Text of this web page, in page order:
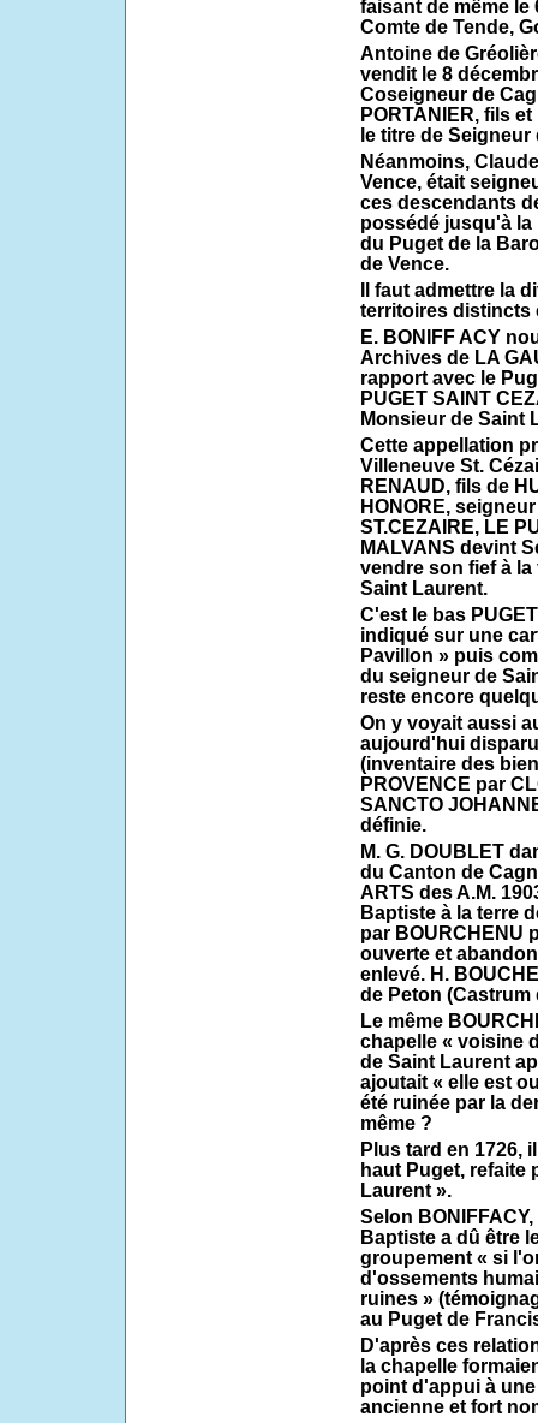
faisant de même le
Comte de Tende,
Antoine de
vendit le 8
Coseigneur de
PORTANIER, fils
le titre de
Néanmoins,
Vence, était
ces descendants
possédé jusqu'à
du Puget de la
de Vence.
Il faut admettre la
territoires distincts
E. BONIFF ACY
Archives de LA
rapport avec le
PUGET SAINT
Monsieur de Saint
Cette appellation
Villeneuve St.
RENAUD, fils de
HONORE,
ST.CEZAIRE, LE
MALVANS devint
vendre son fief à la
Saint Laurent.
C'est le bas
indiqué sur une
Pavillon » puis
du seigneur de
reste encore
On y voyait aussi
aujourd'hui
(inventaire des
PROVENCE par
SANCTO
définie.
M. G. DOUBLET
du Canton de
ARTS des A.M.
Baptiste à la terre
par BOURCHENU
ouverte et
enlevé. H.
de Peton (Castrum
Le même
chapelle « voisine
de Saint Laurent
ajoutait « elle est
été ruinée par la
même ?
Plus tard en 1726,
haut Puget, refaite
Laurent ».
Selon
Baptiste a dû être
groupement « si
d'ossements
ruines »
au Puget de
D'après ces
la chapelle
point d'appui à
ancienne et fort